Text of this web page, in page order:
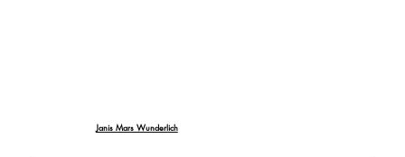
Janis Mars Wunderlich